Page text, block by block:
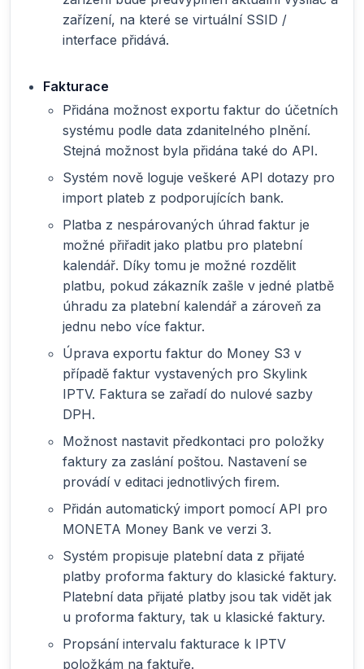
zařízení, na které se virtuální SSID /
interface přidává.
Fakturace
Přidána možnost exportu faktur do účetních
systému podle data zdanitelného plnění.
Stejná možnost byla přidána také do API.
Systém nově loguje veškeré API dotazy pro
import plateb z podporujících bank.
Platba z nespárovaných úhrad faktur je
možné přiřadit jako platbu pro platební
kalendář. Díky tomu je možné rozdělit
platbu, pokud zákazník zašle v jedné platbě
úhradu za platební kalendář a zároveň za
jednu nebo více faktur.
Úprava exportu faktur do Money S3 v
případě faktur vystavených pro Skylink
IPTV. Faktura se zařadí do nulové sazby
DPH.
Možnost nastavit předkontaci pro položky
faktury za zaslání poštou. Nastavení se
provádí v editaci jednotlivých firem.
Přidán automatický import pomocí API pro
MONETA Money Bank ve verzi 3.
Systém propisuje platební data z přijaté
platby proforma faktury do klasické faktury.
Platební data přijaté platby jsou tak vidět jak
u proforma faktury, tak u klasické faktury.
Propsání intervalu fakturace k IPTV
položkám na faktuře.